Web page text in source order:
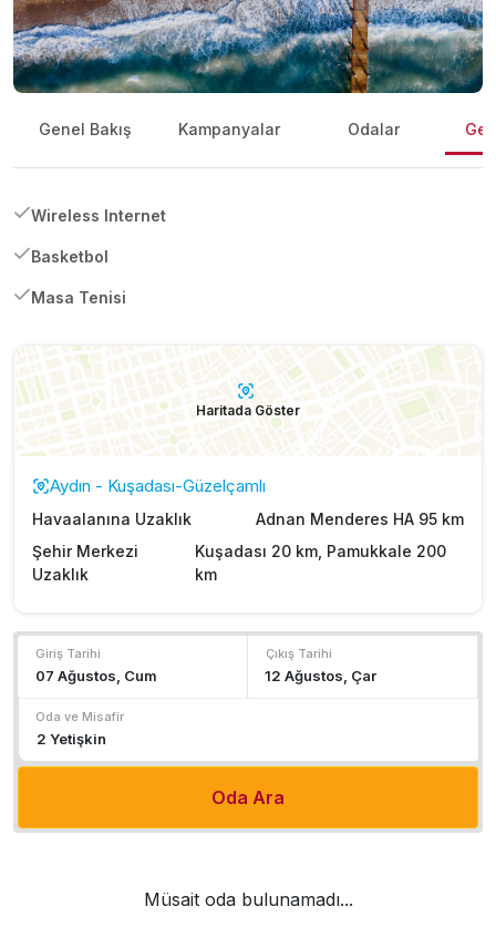
Genel Bakış Kampanyalar Odalar
Wireless Internet
Basketbol
Masa Tenisi
Haritada Göster
Aydın - Kuşadası-Güzelçamlı
Havaalanına Uzaklık
Adnan Menderes HA 95 km
Şehir Merkezi
Uzaklık
Kuşadası 20 km, Pamukkale 200
km
Giriş Tarihi Çıkış Tarihi
Oda ve Misafir
Oda Ara
Müsait oda bulunamadı...